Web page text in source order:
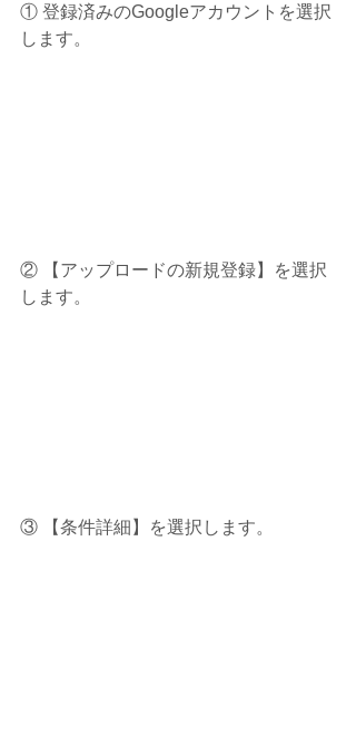
① 登録済みのGoogleアカウントを選択
します。
② 【アップロードの新規登録】を選択
します。
③ 【条件詳細】を選択します。